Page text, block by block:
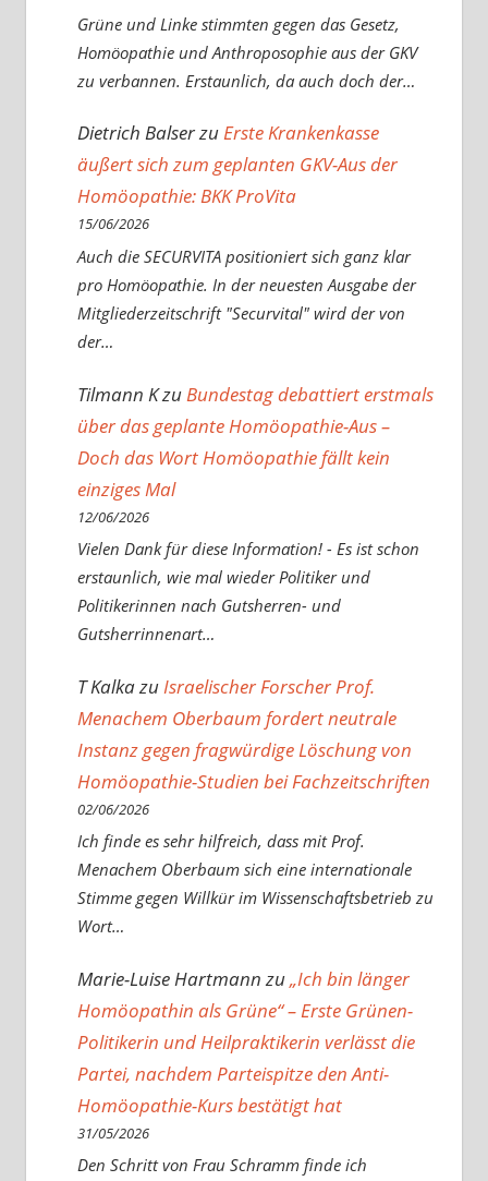
Grüne und Linke stimmten gegen das Gesetz,
Homöopathie und Anthroposophie aus der GKV
zu verbannen. Erstaunlich, da auch doch der…
Dietrich BalserzuErste Krankenkasse
äußert sich zum geplanten GKV-Aus der
Homöopathie: BKK ProVita
15/06/2026
Auch die SECURVITA positioniert sich ganz klar
pro Homöopathie. In der neuesten Ausgabe der
Mitgliederzeitschrift "Securvital" wird der von
der…
Tilmann Kzu Bundestag debattiert erstmals
über das geplante Homöopathie-Aus –
Doch das Wort Homöopathie fällt kein
einziges Mal
12/06/2026
Vielen Dank für diese Information! - Es ist schon
erstaunlich, wie mal wieder Politiker und
Politikerinnen nach Gutsherren- und
Gutsherrinnenart…
T KalkazuIsraelischer Forscher Prof.
Menachem Oberbaum fordert neutrale
Instanz gegen fragwürdige Löschung von
Homöopathie-Studien bei Fachzeitschriften
02/06/2026
Ich finde es sehr hilfreich, dass mit Prof.
Menachem Oberbaum sich eine internationale
Stimme gegen Willkür im Wissenschaftsbetrieb zu
Wort…
Marie-Luise Hartmannzu„Ich bin länger
Homöopathin als Grüne“ – Erste Grünen-
Politikerin und Heilpraktikerin verlässt die
Partei, nachdem Parteispitze den Anti-
Homöopathie-Kurs bestätigt hat
31/05/2026
Den Schritt von Frau Schramm finde ich